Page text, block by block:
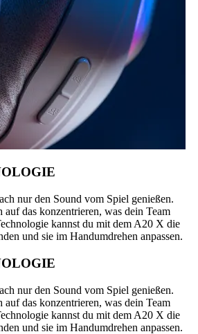
nur den Sound vom Spiel genießen.
das konzentrieren, was dein Team
kannst du mit dem A20 X die
und sie im Handumdrehen anpassen.
nur den Sound vom Spiel genießen.
das konzentrieren, was dein Team
kannst du mit dem A20 X die
und sie im Handumdrehen anpassen.